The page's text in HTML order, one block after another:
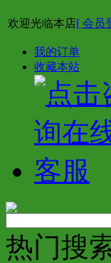
欢迎光临本店[ 会员
我的订单
收藏本站
热门搜